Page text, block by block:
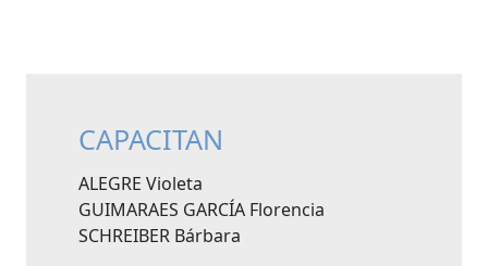
CAPACITAN
ALEGRE Violeta
GUIMARAES GARCÍA Florencia
SCHREIBER Bárbara